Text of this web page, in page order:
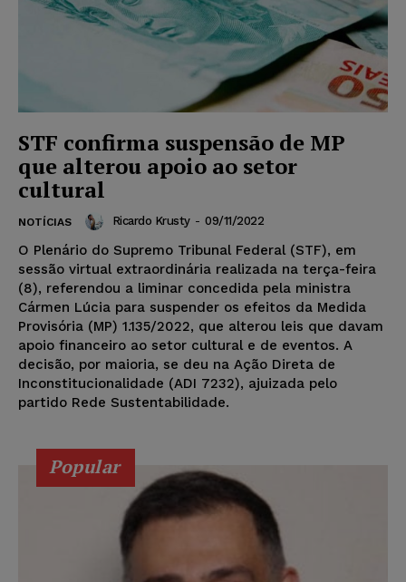
STF confirma suspensão de MP
que alterou apoio ao setor
cultural
NOTÍCIAS Ricardo Krusty - 09/11/2022
O Plenário do Supremo Tribunal Federal (STF), em
sessão virtual extraordinária realizada na terça-feira
(8), referendou a liminar concedida pela ministra
Cármen Lúcia para suspender os efeitos da Medida
Provisória (MP) 1.135/2022, que alterou leis que davam
apoio financeiro ao setor cultural e de eventos. A
decisão, por maioria, se deu na Ação Direta de
Inconstitucionalidade (ADI 7232), ajuizada pelo
partido Rede Sustentabilidade.
Popular